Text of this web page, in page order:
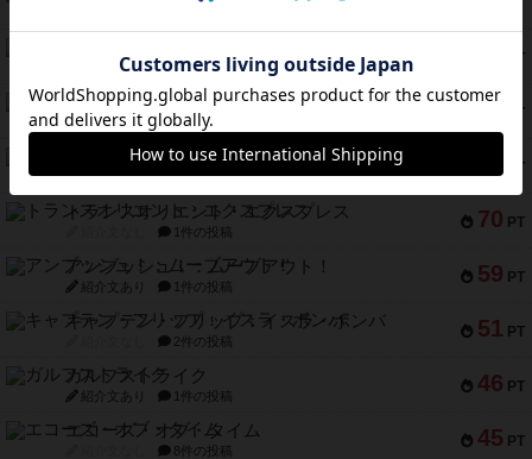
PT
紹介文なし 1件の投稿
76 PT
マーリン
紹介文あり 6件の投稿
PT
フラットアイアン
紹介文なし 2件の投稿
70 PT
トランスオリエント・エクスプレス
1件の投稿
59 PT
アンブッシュ！：ムーブアウト！
紹介文あり 1件の投稿
51 PT
キャプテン・フリップ：イスラ・ボンバ
2件の投稿
46 PT
ガルフストライク
紹介文あり 1件の投稿
45 PT
エコーズ・オブ・タイム
8件の投稿